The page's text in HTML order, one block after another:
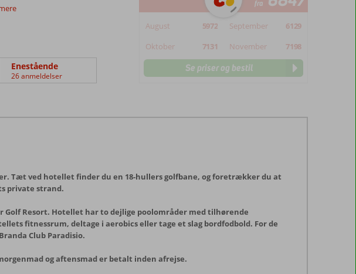
Enestående
26 anmeldelser
fra
August 5972 September
6129
Oktober
7131 November 7198
Se priser og bestil
Tæt ved hotellet finder du en 18-hullers golfbane, og foretrækker du at
private strand.
Golf Resort. Hotellet har to dejlige poolområder med tilhørende
fitnessrum, deltage i aerobics eller tage et slag bordfodbold. For de
Club Paradisio.
og aftensmad er betalt inden afrejse.